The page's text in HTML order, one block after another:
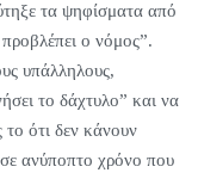
τα ψηφίσματα από
προβλέπει ο νόμος”.
υπάλληλους,
το δάχτυλο” και να
το ότι δεν κάνουν
σε ανύποπτο χρόνο που